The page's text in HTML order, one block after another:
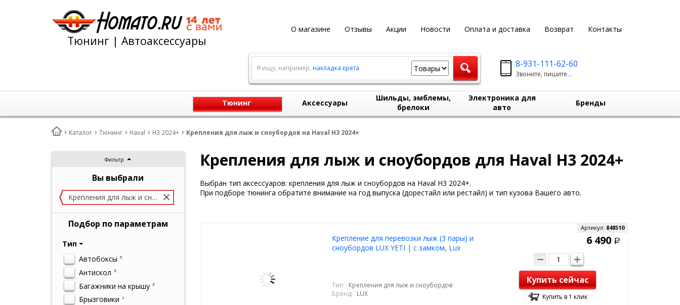
О магазине Отзывы Акции Новости Оплата и доставка Возврат Контакты
Тюнинг | Автоаксессуары
8-931-111-62-60
Звоните, пишите...
Я ищу, например, накладка крета
Тюнинг Аксессуары
Шильды, эмблемы,
брелоки
Электроника для
авто
Бренды
Каталог Тюнинг Haval H3 2024+ Крепления для лыж и сноубордов на Haval H3 2024+
Фильтр
Вы выбрали
Крепления для лыж и сноубордов
Подбор по параметрам
Тип
Автобоксы 5
Антискол 3
Багажники на крышу 3
Брызговики 1
Крепления для лыж и сноубордов для Haval H3 2024+
Выбран тип аксессуаров: крепления для лыж и сноубордов на Haval H3 2024+.
При подборе тюнинга обратите внимание на год выпуска (дорестайл или рестайл) и тип кузова Вашего авто.
Крепление для перевозки лыж (3 пары) и
сноубордов LUX YETI | с замком, Lux
Артикул: 848510
Тип: Крепления для лыж и сноубордов
Бренд: LUX
6 490 Р
Купить сейчас
Купить в 1 клик